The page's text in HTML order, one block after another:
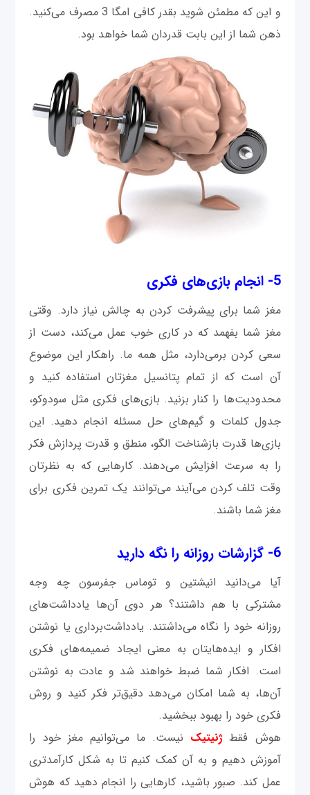
و این که مطمئن شوید بقدر کافی امگا 3 مصرف می‌کنید.
ذهن شما از این بابت قدردان شما خواهد بود.
5- انجام بازی‌های فکری
مغز شما برای پیشرفت کردن به چالش نیاز دارد. وقتی
مغز شما بفهمد که در کاری خوب عمل می‌کند، دست از
سعی کردن برمی‌دارد، مثل همه ما. راهکار این موضوع
آن است که از تمام پتانسیل مغزتان استفاده کنید و
محدودیت‌ها را کنار بزنید. بازی‌های فکری مثل سودوکو،
جدول کلمات و گیم‌های حل مسئله انجام دهید. این
بازی‌ها قدرت بازشناخت الگو، منطق و قدرت پردازش فکر
را به سرعت افزایش می‌دهند. کارهایی که به نظرتان
وقت تلف کردن می‌آیند می‌توانند یک تمرین فکری برای
مغز شما باشند.
6- گزارشات روزانه را نگه دارید
آیا می‌دانید انیشتین و توماس جفرسون چه وجه
مشترکی با هم داشتند؟ هر دوی آن‌ها یادداشت‌های
روزانه خود را نگاه می‌داشتند. یادداشت‌برداری یا نوشتن
افکار و ایده‌هایتان به معنی ایجاد ضمیمه‌های فکری
است. افکار شما ضبط خواهند شد و عادت به نوشتن
آن‌ها، به شما امکان می‌دهد دقیق‌تر فکر کنید و روش
فکری خود را بهبود ببخشید.
هوش فقط ژنیتیک نیست. ما می‌توانیم مغز خود را
آموزش دهیم و به آن کمک کنیم تا به شکل کارآمدتری
عمل کند. صبور باشید، کارهایی را انجام دهید که هوش